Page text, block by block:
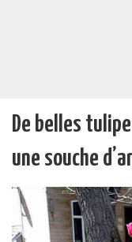
De belles
une souche